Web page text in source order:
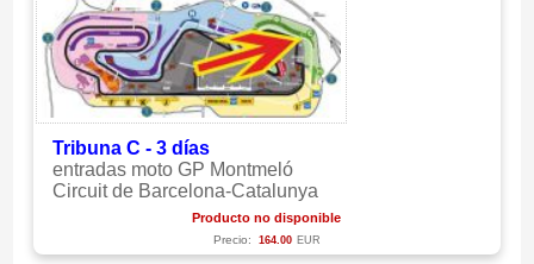
Tribuna C - 3 días
entradas moto GP Montmeló
Circuit de Barcelona-Catalunya
Producto no disponible
Precio: 164.00 EUR